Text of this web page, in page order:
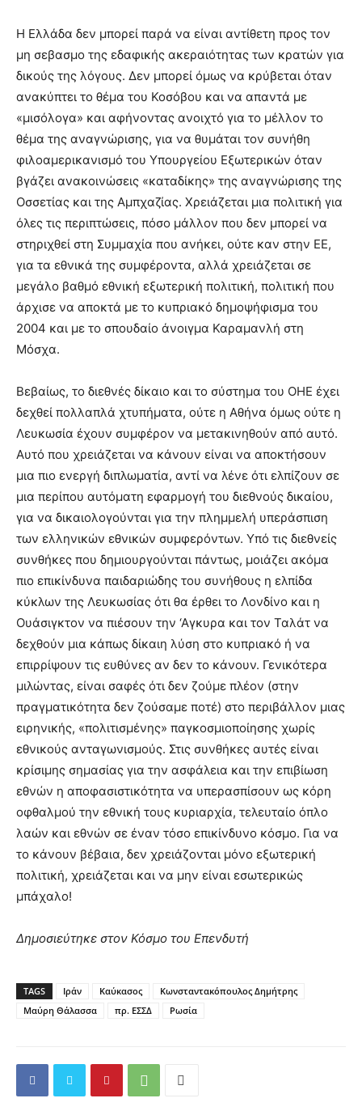
Η Ελλάδα δεν μπορεί παρά να είναι αντίθετη προς τον
μη σεβασμο της εδαφικής ακεραιότητας των κρατών για
δικούς της λόγους. Δεν μπορεί όμως να κρύβεται όταν
ανακύπτει το θέμα του Κοσόβου και να απαντά με
«μισόλογα» και αφήνοντας ανοιχτό για το μέλλον το
θέμα της αναγνώρισης, για να θυμάται τον συνήθη
φιλοαμερικανισμό του Υπουργείου Εξωτερικών όταν
βγάζει ανακοινώσεις «καταδίκης» της αναγνώρισης της
Οσσετίας και της Αμπχαζίας. Χρειάζεται μια πολιτική για
όλες τις περιπτώσεις, πόσο μάλλον που δεν μπορεί να
στηριχθεί στη Συμμαχία που ανήκει, ούτε καν στην ΕΕ,
για τα εθνικά της συμφέροντα, αλλά χρειάζεται σε
μεγάλο βαθμό εθνική εξωτερική πολιτική, πολιτική που
άρχισε να αποκτά με το κυπριακό δημοψήφισμα του
2004 και με το σπουδαίο άνοιγμα Καραμανλή στη
Μόσχα.
Βεβαίως, το διεθνές δίκαιο και το σύστημα του ΟΗΕ έχει
δεχθεί πολλαπλά χτυπήματα, ούτε η Αθήνα όμως ούτε η
Λευκωσία έχουν συμφέρον να μετακινηθούν από αυτό.
Αυτό που χρειάζεται να κάνουν είναι να αποκτήσουν
μια πιο ενεργή διπλωματία, αντί να λένε ότι ελπίζουν σε
μια περίπου αυτόματη εφαρμογή του διεθνούς δικαίου,
για να δικαιολογούνται για την πλημμελή υπεράσπιση
των ελληνικών εθνικών συμφερόντων. Υπό τις διεθνείς
συνθήκες που δημιουργούνται πάντως, μοιάζει ακόμα
πιο επικίνδυνα παιδαριώδης του συνήθους η ελπίδα
κύκλων της Λευκωσίας ότι θα έρθει το Λονδίνο και η
Ουάσιγκτον να πιέσουν την ‘Αγκυρα και τον Ταλάτ να
δεχθούν μια κάπως δίκαιη λύση στο κυπριακό ή να
επιρρίψουν τις ευθύνες αν δεν το κάνουν. Γενικότερα
μιλώντας, είναι σαφές ότι δεν ζούμε πλέον (στην
πραγματικότητα δεν ζούσαμε ποτέ) στο περιβάλλον μιας
ειρηνικής, «πολιτισμένης» παγκοσμιοποίησης χωρίς
εθνικούς ανταγωνισμούς. Στις συνθήκες αυτές είναι
κρίσιμης σημασίας για την ασφάλεια και την επιβίωση
εθνών η αποφασιστικότητα να υπερασπίσουν ως κόρη
οφθαλμού την εθνική τους κυριαρχία, τελευταίο όπλο
λαών και εθνών σε έναν τόσο επικίνδυνο κόσμο. Για να
το κάνουν βέβαια, δεν χρειάζονται μόνο εξωτερική
πολιτική, χρειάζεται και να μην είναι εσωτερικώς
μπάχαλο!
Δημοσιεύτηκε στον Κόσμο του Επενδυτή
TAGS Ιράν Καύκασος
Κωνσταντακόπουλος Δημήτρης
Μαύρη Θάλασσα
πρ. ΕΣΣΔ Ρωσία